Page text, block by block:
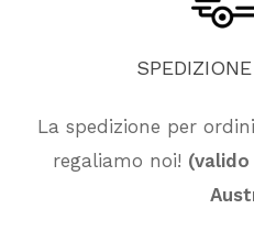
Nessun
SPEDIZIONE
La spedizione per
regaliamo noi! (valido